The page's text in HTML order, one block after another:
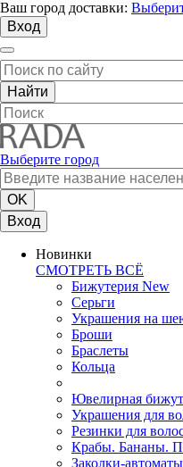
Ваш город доставки:
Вход
Выберите город
Вход
Новинки
СМОТРЕТЬ ВСЁ
Бижутерия New
Серьги
Украшения на
Броши
Браслеты
Кольца
Ювелирная
Украшения для
Резинки для
Крабы. Бананы.
Заколки-автоматы